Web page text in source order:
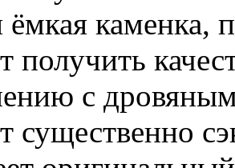
ёмкая каменка,
получить
с
существенно